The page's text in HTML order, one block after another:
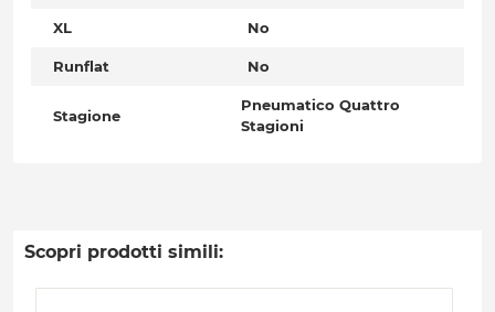
XL No
Runflat No
Stagione
Pneumatico Quattro
Stagioni
Scopri prodotti simili: